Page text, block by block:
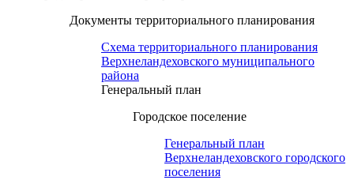
Документы территориального планирования
Схема территориального планирования
Верхнеландеховского муниципального
района
Генеральный план
Городское поселение
Генеральный план
Верхнеландеховского городского
поселения